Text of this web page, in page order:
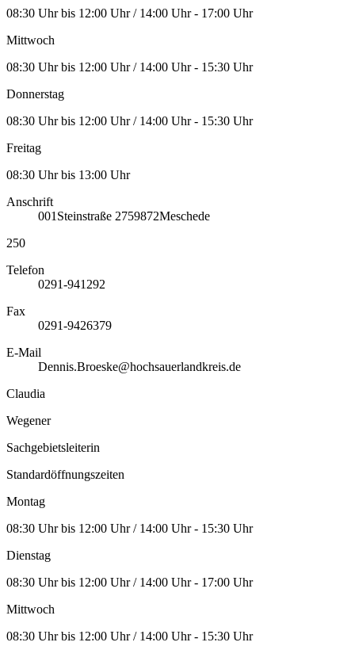
08:30 Uhr bis 12:00 Uhr / 14:00 Uhr - 17:00 Uhr
Mittwoch
08:30 Uhr bis 12:00 Uhr / 14:00 Uhr - 15:30 Uhr
Donnerstag
08:30 Uhr bis 12:00 Uhr / 14:00 Uhr - 15:30 Uhr
Freitag
08:30 Uhr bis 13:00 Uhr
Anschrift
001 Steinstraße 2759872Meschede
250
Telefon
0291-941292
Fax
0291-9426379
E-Mail
Dennis.Broeske@hochsauerlandkreis.de
Claudia
Wegener
Sachgebietsleiterin
Standardöffnungszeiten
Montag
08:30 Uhr bis 12:00 Uhr / 14:00 Uhr - 15:30 Uhr
Dienstag
08:30 Uhr bis 12:00 Uhr / 14:00 Uhr - 17:00 Uhr
Mittwoch
08:30 Uhr bis 12:00 Uhr / 14:00 Uhr - 15:30 Uhr